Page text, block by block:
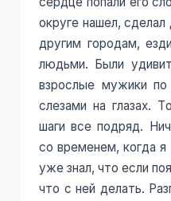
округе нашел,
другим городам,
людьми. Были
взрослые мужики
слезами на глазах.
шаги все подряд.
со временем, когда я
уже знал, что если
что с ней делать.